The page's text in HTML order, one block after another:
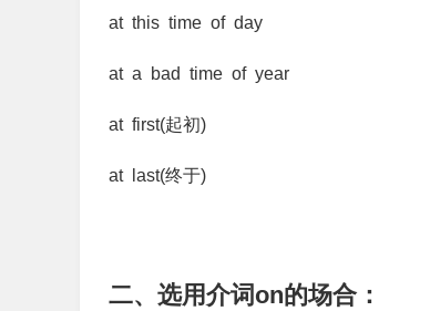
at this time of day
at a bad time of year
at first(起初)
at last(终于)
二、选用介词on的场合：